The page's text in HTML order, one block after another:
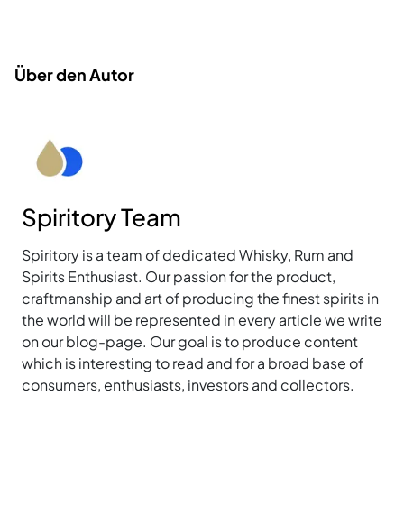
Über den Autor
Spiritory Team
Spiritory is a team of dedicated Whisky, Rum and
Spirits Enthusiast. Our passion for the product,
craftmanship and art of producing the finest spirits in
the world will be represented in every article we write
on our blog-page. Our goal is to produce content
which is interesting to read and for a broad base of
consumers, enthusiasts, investors and collectors.